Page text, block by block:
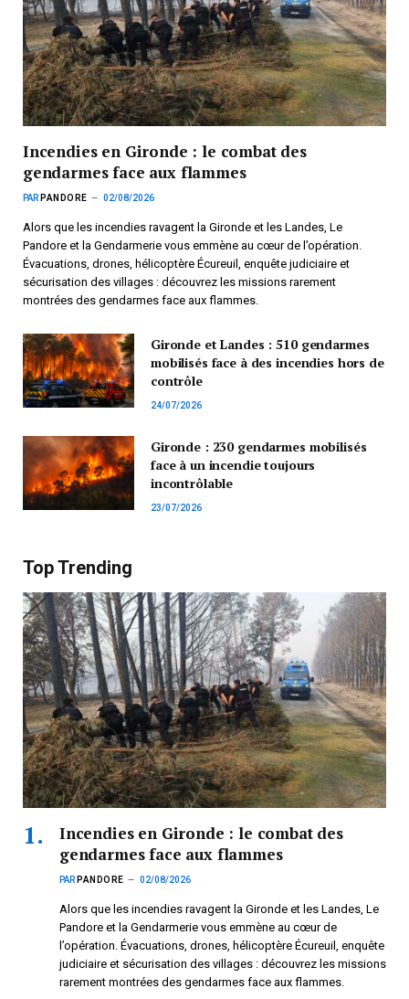
Incendies en Gironde : le combat des
gendarmes face aux flammes
PAR PANDORE 02/08/2026
Alors que les incendies ravagent la Gironde et les Landes, Le
Pandore et la Gendarmerie vous emmène au cœur de l’opération.
Évacuations, drones, hélicoptère Écureuil, enquête judiciaire et
sécurisation des villages : découvrez les missions rarement
montrées des gendarmes face aux flammes.
Gironde et Landes : 510 gendarmes
mobilisés face à des incendies hors de
contrôle
24/07/2026
Gironde : 230 gendarmes mobilisés
face à un incendie toujours
incontrôlable
23/07/2026
Top Trending
Incendies en Gironde : le combat des
gendarmes face aux flammes
PAR PANDORE 02/08/2026
Alors que les incendies ravagent la Gironde et les Landes, Le
Pandore et la Gendarmerie vous emmène au cœur de
l’opération. Évacuations, drones, hélicoptère Écureuil, enquête
judiciaire et sécurisation des villages : découvrez les missions
rarement montrées des gendarmes face aux flammes.